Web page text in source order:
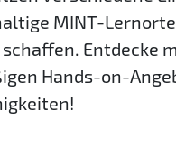
MINT-
schaffen. Entdecke
Hands-on-